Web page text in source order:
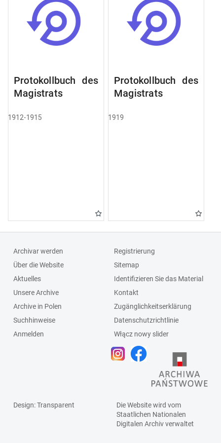
Protokollbuch des
Magistrats
1912-1915
Protokollbuch des
Magistrats
1919
Archivar werden
Über die Website
Aktuelles
Unsere Archive
Archive in Polen
Suchhinweise
Anmelden
Registrierung
Sitemap
Identifizieren Sie das Material
Kontakt
Zugänglichkeitserklärung
Datenschutzrichtlinie
Włącz nowy slider
Design: Transparent
Die Website wird vom
Staatlichen Nationalen
Digitalen Archivverwaltet